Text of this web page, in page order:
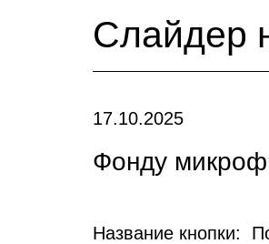
Слайдер
17.10.2025
Фонду
Название кнопки: